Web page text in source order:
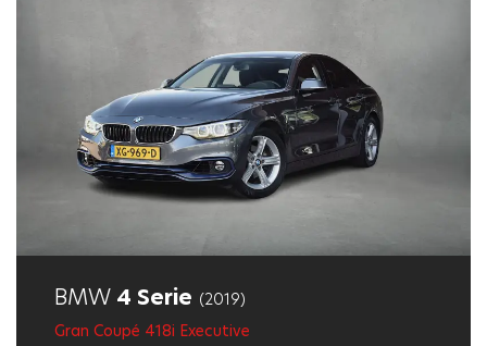
BMW 4 Serie (2019)
Gran Coupé 418i Executive